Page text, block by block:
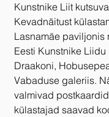
Kunstnike Liit
Kevadnäitust
Lasnamäe paviljonis
Eesti Kunstnike
Draakoni,
Vabaduse galeriis.
valmivad
külastajad saavad